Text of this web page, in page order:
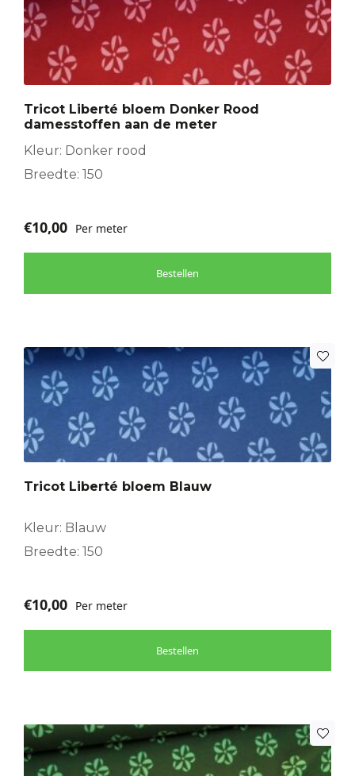
Tricot Liberté bloem Donker Rood
damesstoffen aan de meter
Kleur: Donker rood
Breedte: 150
€10,00 Per meter
Bestellen
Tricot Liberté bloem Blauw
Kleur: Blauw
Breedte: 150
€10,00 Per meter
Bestellen